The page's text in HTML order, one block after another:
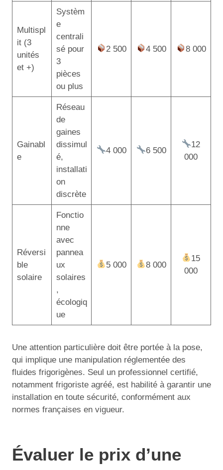
Multispl
it (3
unités
et +)
Systèm
e
centrali
sé pour
3
pièces
ou plus
2 500 4 500 8 000
Gainabl
e
Réseau
de
gaines
dissimul
é,
installati
on
discrète
4 000 6 500
12
000
Réversi
ble
solaire
Fonctio
nne
avec
pannea
ux
solaires
,
écologiq
ue
5 000 8 000
15
000
Une attention particulière doit être portée à la pose,
qui implique une manipulation réglementée des
fluides frigorigènes. Seul un professionnel certifié,
notamment frigoriste agréé, est habilité à garantir une
installation en toute sécurité, conformément aux
normes françaises en vigueur.
Évaluer le prix d’une